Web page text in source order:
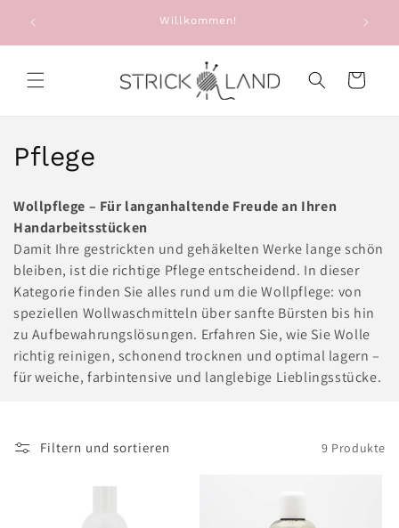
Inhalt
Willkommen! Sie
Warenkorb
K
t
e
g
o
r
Pflege
Wollpflege – Für langanhaltende Freude an Ihren
Handarbeitsstücken
Damit Ihre gestrickten und gehäkelten Werke lange schön
bleiben, ist die richtige Pflege entscheidend. In dieser
Kategorie finden Sie alles rund um die Wollpflege: von
speziellen Wollwaschmitteln über sanfte Bürsten bis hin
zu Aufbewahrungslösungen. Erfahren Sie, wie Sie Wolle
richtig reinigen, schonend trocknen und optimal lagern –
für weiche, farbintensive und langlebige Lieblingsstücke.
Filtern und sortieren 9 Produkte